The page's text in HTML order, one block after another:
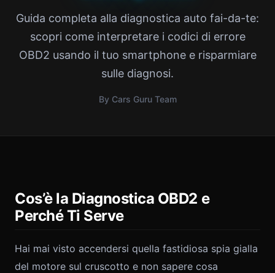
Guida completa alla diagnostica auto fai-da-te:
scopri come interpretare i codici di errore
OBD2 usando il tuo smartphone e risparmiare
sulle diagnosi.
By Cars Guru Team
Cos’è la Diagnostica OBD2 e
Perché Ti Serve
Hai mai visto accendersi quella fastidiosa spia gialla
del motore sul cruscotto e non sapere cosa